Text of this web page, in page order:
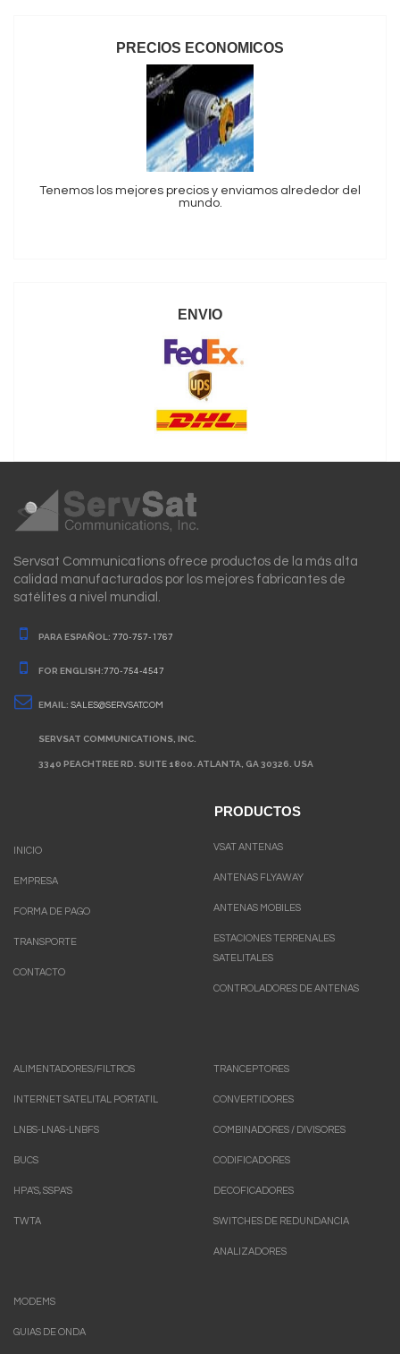
PRECIOS ECONOMICOS
Tenemos los mejores precios y enviamos alrededor del
mundo.
ENVIO
Servsat Communications ofrece productos de la más alta
calidad manufacturados por los mejores fabricantes de
satélites a nivel mundial.
PARA ESPAÑOL: 770-757-1767
FOR ENGLISH:770-754-4547
EMAIL: SALES@SERVSAT.COM
SERVSAT COMMUNICATIONS, INC.
3340 PEACHTREE RD. SUITE 1800. ATLANTA, GA 30326. USA
INICIO
EMPRESA
FORMA DE PAGO
TRANSPORTE
CONTACTO
PRODUCTOS
VSAT ANTENAS
ANTENAS FLYAWAY
ANTENAS MOBILES
ESTACIONES TERRENALES
SATELITALES
CONTROLADORES DE ANTENAS
ALIMENTADORES/FILTROS
INTERNET SATELITAL PORTATIL
LNBS-LNAS-LNBFS
BUCS
HPA'S, SSPA'S
TWTA
TRANCEPTORES
CONVERTIDORES
COMBINADORES / DIVISORES
CODIFICADORES
DECOFICADORES
SWITCHES DE REDUNDANCIA
ANALIZADORES
MODEMS
GUIAS DE ONDA